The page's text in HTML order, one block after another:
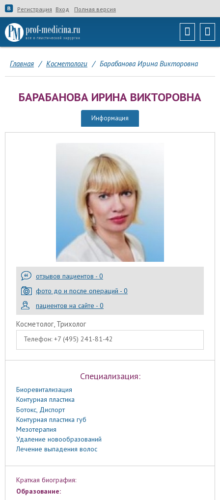
Регистрация Вход Полная версия
Главная / Косметологи / Барабанова Ирина Викторовна
БАРАБАНОВА ИРИНА ВИКТОРОВНА
Информация
отзывов пациентов - 0
фото до и после операций - 0
пациентов на сайте - 0
Косметолог, Трихолог
Телефон: +7 (495) 241-81-42
Специализация:
Биоревитализация
Контурная пластика
Ботокс, Диспорт
Контурная пластика губ
Мезотерапия
Удаление новообразований
Лечение выпадения волос
Краткая биография:
Образование: